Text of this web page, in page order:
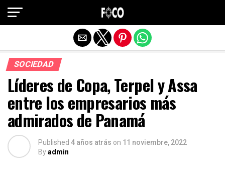
SOCIEDAD
Líderes de Copa, Terpel y Assa
entre los empresarios más
admirados de Panamá
Published 4 años atrás on 11 noviembre, 2022
Byadmin
Salir de la versión móvil